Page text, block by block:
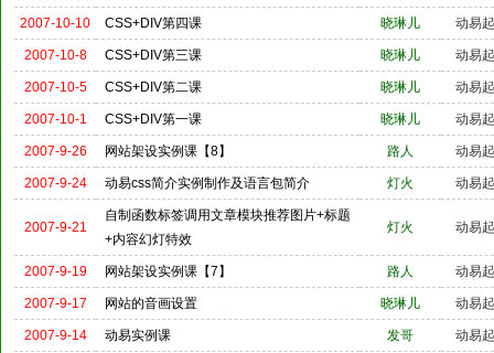
2007-10-10 CSS+DIV第四课 晓琳儿 动易
2007-10-8 CSS+DIV第三课 晓琳儿 动易
2007-10-5 CSS+DIV第二课 晓琳儿 动易
2007-10-1 CSS+DIV第一课 晓琳儿 动易
2007-9-26 网站架设实例课【8】 路人 动易
2007-9-24 动易css简介实例制作及语言包简介 灯火 动易
2007-9-21
自制函数标签调用文章模块推荐图片+标题
+内容幻灯特效
灯火 动易
2007-9-19 网站架设实例课【7】 路人 动易
2007-9-17 网站的音画设置 晓琳儿 动易
2007-9-14 动易实例课 发哥 动易